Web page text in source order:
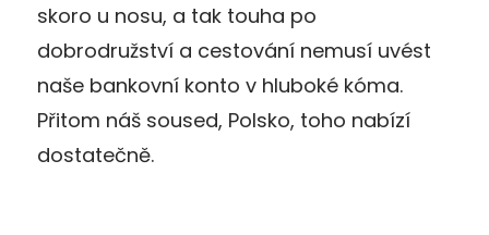
skoro u nosu, a tak touha po
dobrodružství a cestování nemusí uvést
naše bankovní konto v hluboké kóma.
Přitom náš soused, Polsko, toho nabízí
dostatečně.